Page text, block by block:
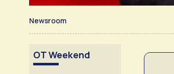
Newsroom
OT Weekend